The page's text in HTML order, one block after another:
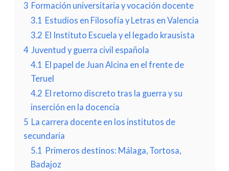
3 Formación universitaria y vocación docente
3.1 Estudios en Filosofía y Letras en Valencia
3.2 El Instituto Escuela y el legado krausista
4 Juventud y guerra civil española
4.1 El papel de Juan Alcina en el frente de
Teruel
4.2 El retorno discreto tras la guerra y su
inserción en la docencia
5 La carrera docente en los institutos de
secundaria
5.1 Primeros destinos: Málaga, Tortosa,
Badajoz